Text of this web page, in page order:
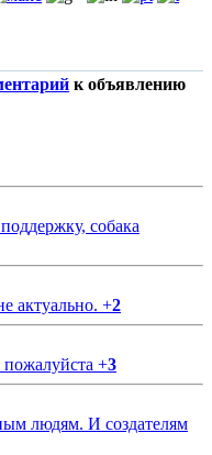
к объявлению
собака
актуально. +2
+3
людям. И создателям